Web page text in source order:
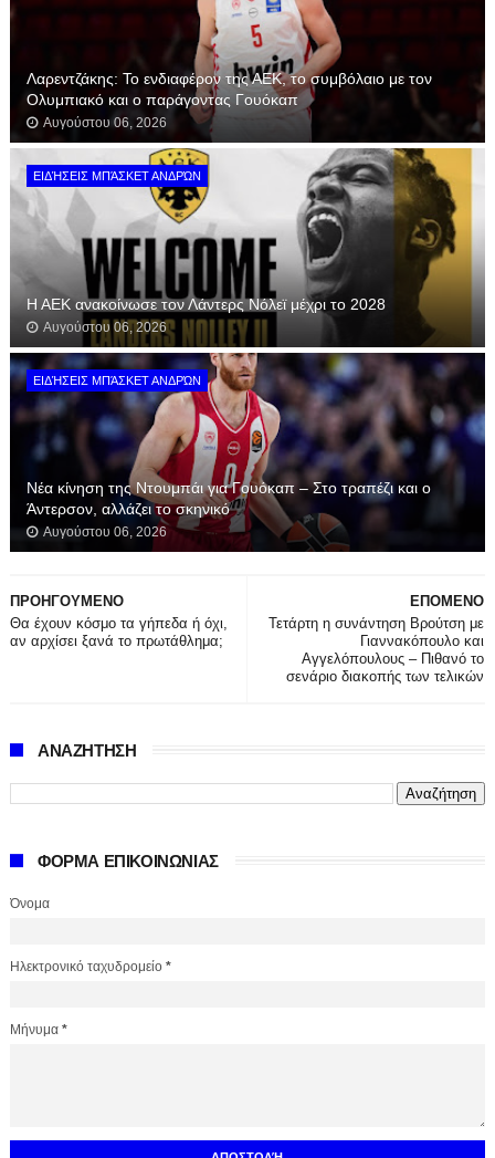
Λαρεντζάκης: Το ενδιαφέρον της ΑΕΚ, το συμβόλαιο με τον
Ολυμπιακό και ο παράγοντας Γουόκαπ
Αυγούστου 06, 2026
ΕΙΔΉΣΕΙΣ ΜΠΆΣΚΕΤ ΑΝΔΡΏΝ
Η ΑΕΚ ανακοίνωσε τον Λάντερς Νόλεϊ μέχρι το 2028
Αυγούστου 06, 2026
ΕΙΔΉΣΕΙΣ ΜΠΆΣΚΕΤ ΑΝΔΡΏΝ
Νέα κίνηση της Ντουμπάι για Γουόκαπ – Στο τραπέζι και ο
Άντερσον, αλλάζει το σκηνικό
Αυγούστου 06, 2026
ΕΠΟΜΕΝΟ
Τετάρτη η συνάντηση Βρούτση με
Γιαννακόπουλο και
Αγγελόπουλους – Πιθανό το
σενάριο διακοπής των τελικών
ΠΡΟΗΓΟΥΜΕΝΟ
Θα έχουν κόσμο τα γήπεδα ή όχι,
αν αρχίσει ξανά το πρωτάθλημα;
ΑΝΑΖΗΤΗΣΗ
ΦΟΡΜΑ ΕΠΙΚΟΙΝΩΝΙΑΣ
Όνομα
Ηλεκτρονικό ταχυδρομείο *
Μήνυμα *